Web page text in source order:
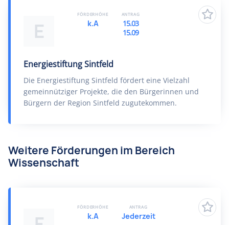
E
Energiestiftung Sintfeld
Die Energiestiftung Sintfeld fördert eine Vielzahl
gemeinnütziger Projekte, die den Bürgerinnen und
Bürgern der Region Sintfeld zugutekommen.
FÖRDERHÖHE
k.A
ANTRAG
15.03
15.09
Weitere Förderungen im Bereich
Wissenschaft
FÖRDERHÖHE
k.A
ANTRAG
Jederzeit